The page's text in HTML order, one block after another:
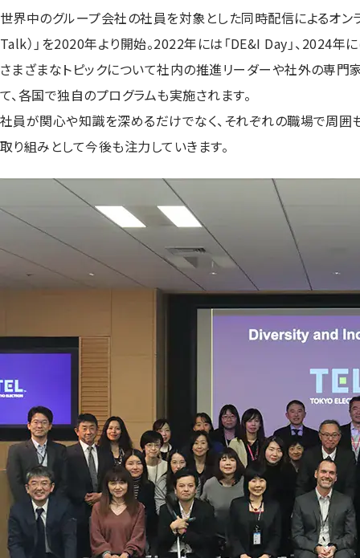
世界中のグループ会社の社員を対象とした同時配信によるオン
Talk）」を2020年より開始。2022年には「DE&I Day」、2024年
さまざまなトピックについて社内の推進リーダーや社外の専
て、各国で独自のプログラムも実施されます。
社員が関心や知識を深めるだけでなく、それぞれの職場で周囲
取り組みとして今後も注力していきます。